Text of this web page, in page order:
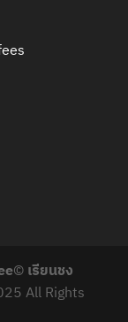
© เรียนชง
All Rights